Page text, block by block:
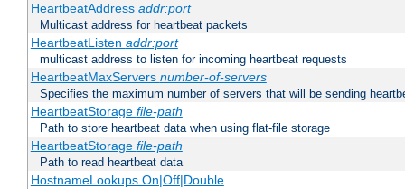
HeartbeatAddress addr:port
Multicast address for heartbeat packets
HeartbeatListen addr:port
multicast address to listen for incoming heartbeat requests
HeartbeatMaxServers number-of-servers
Specifies the maximum number of servers that will be sending
HeartbeatStorage file-path
Path to store heartbeat data when using flat-file storage
HeartbeatStorage file-path
Path to read heartbeat data
HostnameLookups On|Off|Double